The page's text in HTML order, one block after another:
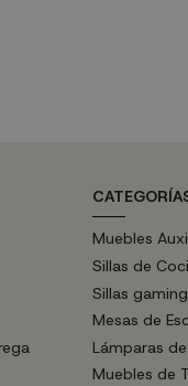
Muebles
Sillas de
Sillas gaming
Mesas de
Lámparas
Muebles de